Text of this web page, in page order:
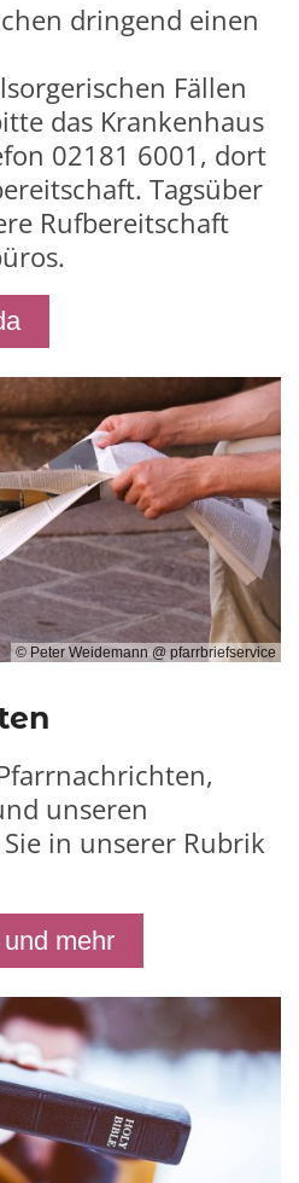
dringend einen
Fällen
das Krankenhaus
02181 6001 , dort
Tagsüber
Rufbereitschaft
© Peter Weidemann @ pfarrbriefservice
unseren
in unserer Rubrik
mehr